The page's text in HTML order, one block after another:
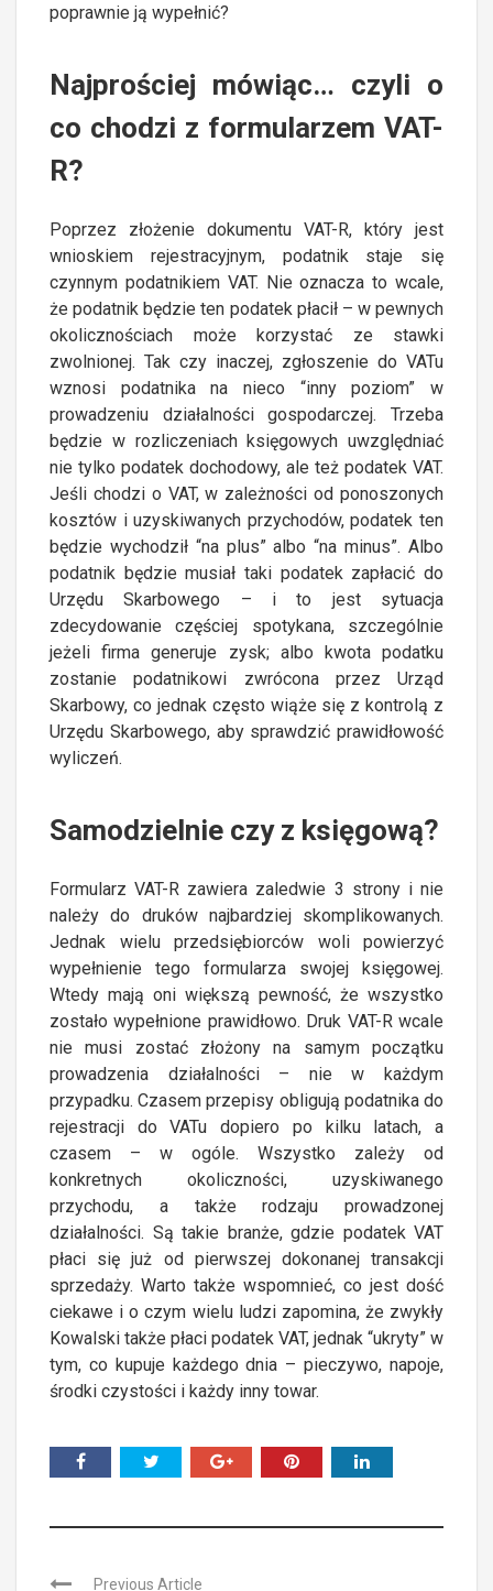
poprawnie ją wypełnić?
Najprościej mówiąc… czyli o
co chodzi z formularzem VAT-
R?
Poprzez złożenie dokumentu VAT-R, który jest
wnioskiem rejestracyjnym, podatnik staje się
czynnym podatnikiem VAT. Nie oznacza to wcale,
że podatnik będzie ten podatek płacił – w pewnych
okolicznościach może korzystać ze stawki
zwolnionej. Tak czy inaczej, zgłoszenie do VATu
wznosi podatnika na nieco “inny poziom” w
prowadzeniu działalności gospodarczej. Trzeba
będzie w rozliczeniach księgowych uwzględniać
nie tylko podatek dochodowy, ale też podatek VAT.
Jeśli chodzi o VAT, w zależności od ponoszonych
kosztów i uzyskiwanych przychodów, podatek ten
będzie wychodził “na plus” albo “na minus”. Albo
podatnik będzie musiał taki podatek zapłacić do
Urzędu Skarbowego – i to jest sytuacja
zdecydowanie częściej spotykana, szczególnie
jeżeli firma generuje zysk; albo kwota podatku
zostanie podatnikowi zwrócona przez Urząd
Skarbowy, co jednak często wiąże się z kontrolą z
Urzędu Skarbowego, aby sprawdzić prawidłowość
wyliczeń.
Samodzielnie czy z księgową?
Formularz VAT-R zawiera zaledwie 3 strony i nie
należy do druków najbardziej skomplikowanych.
Jednak wielu przedsiębiorców woli powierzyć
wypełnienie tego formularza swojej księgowej.
Wtedy mają oni większą pewność, że wszystko
zostało wypełnione prawidłowo. Druk VAT-R wcale
nie musi zostać złożony na samym początku
prowadzenia działalności – nie w każdym
przypadku. Czasem przepisy obligują podatnika do
rejestracji do VATu dopiero po kilku latach, a
czasem – w ogóle. Wszystko zależy od
konkretnych okoliczności, uzyskiwanego
przychodu, a także rodzaju prowadzonej
działalności. Są takie branże, gdzie podatek VAT
płaci się już od pierwszej dokonanej transakcji
sprzedaży. Warto także wspomnieć, co jest dość
ciekawe i o czym wielu ludzi zapomina, że zwykły
Kowalski także płaci podatek VAT, jednak “ukryty” w
tym, co kupuje każdego dnia – pieczywo, napoje,
środki czystości i każdy inny towar.
Previous Article